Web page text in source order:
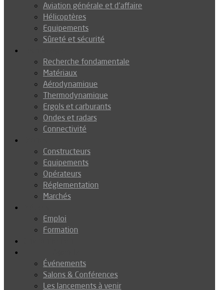
Aviation générale et d’affaire
Hélicoptères
Equipements
Sûreté et sécurité
Recherche fondamentale
Matériaux
Aérodynamique
Thermodynamique
Ergols et carburants
Ondes et radars
Connectivité
Constructeurs
Equipements
Opérateurs
Réglementation
Marchés
Emploi
Formation
Événements
Salons & Conférences
Les lancements à venir